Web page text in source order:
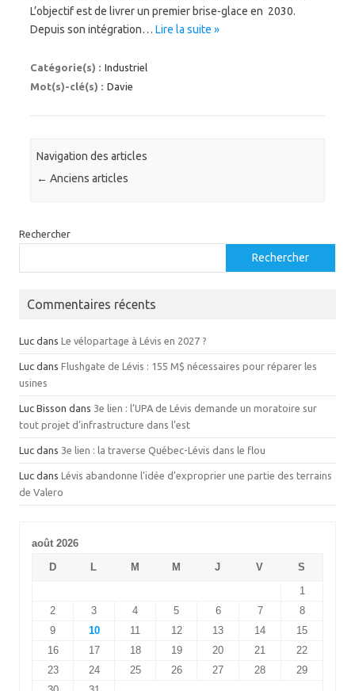
L’objectif est de livrer un premier brise-glace en 2030.
Depuis son intégration… Lire la suite »
Catégorie(s) : Industriel
Mot(s)-clé(s) : Davie
Navigation des articles
← Anciens articles
Rechercher
Rechercher
Commentaires récents
Luc dans Le vélopartage à Lévis en 2027 ?
Luc dans Flushgate de Lévis : 155 M$ nécessaires pour réparer les
usines
Luc Bisson dans 3e lien : l’UPA de Lévis demande un moratoire sur
tout projet d’infrastructure dans l’est
Luc dans 3e lien : la traverse Québec-Lévis dans le flou
Luc dans Lévis abandonne l’idée d’exproprier une partie des terrains
de Valero
août 2026
D
L M M J V
S
1
2
3 4 5 6 7
8
9
10 11 12 13 14
15
16
17 18 19 20 21
22
23
24 25 26 27 28
29